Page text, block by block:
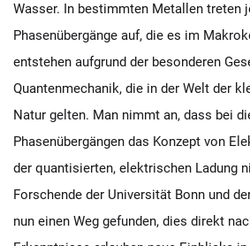
Wasser. In bestimmten Metallen treten
Phasenübergänge auf, die es im
entstehen aufgrund der besonderen
Quantenmechanik, die in der Welt der
Natur gelten. Man nimmt an, dass bei
Phasenübergängen das Konzept von
der quantisierten, elektrischen Ladung
Forschende der Universität Bonn und
nun einen Weg gefunden, dies direkt